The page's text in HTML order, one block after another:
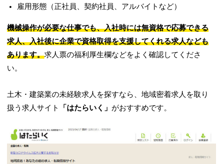
雇用形態（正社員、契約社員、アルバイトなど）
機械操作が必要な仕事でも、入社時には無資格で応募できる
求人、入社後に企業で資格取得を支援してくれる求人なども
あります。求人票の福利厚生欄などをよく確認してくださ
い。
土木・建築業の未経験求人を探すなら、地域密着求人を取り
扱う求人サイト
「はたらいく」 がおすすめです。